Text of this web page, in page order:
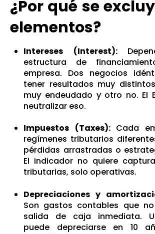
¿Por qué se
elementos?
Intereses (Interest):
estructura de
empresa. Dos negocios
tener resultados muy
muy endeudado y otro no. El
neutralizar eso.
Impuestos (Taxes): Cada
regímenes tributarios
pérdidas arrastradas o
El indicador no quiere
tributarias, solo operativas.
Depreciaciones y
Son gastos contables que
salida de caja inmediata.
puede depreciarse en 10